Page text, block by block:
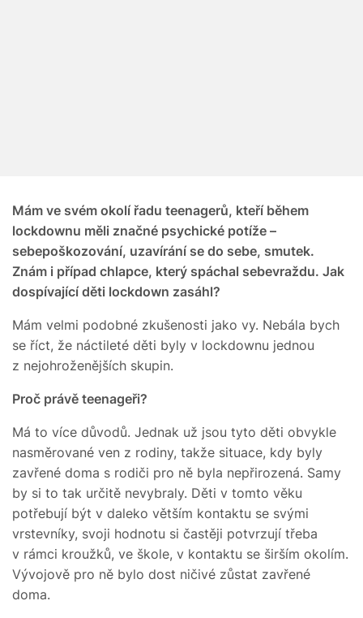
Mám ve svém okolí řadu teenagerů, kteří během
lockdownu měli značné psychické potíže –
sebepoškozování, uzavírání se do sebe, smutek.
Znám i případ chlapce, který spáchal sebevraždu. Jak
dospívající děti lockdown zasáhl?
Mám velmi podobné zkušenosti jako vy. Nebála bych
se říct, že náctileté děti byly v lockdownu jednou
z nejohroženějších skupin.
Proč právě teenageři?
Má to více důvodů. Jednak už jsou tyto děti obvykle
nasměrované ven z rodiny, takže situace, kdy byly
zavřené doma s rodiči pro ně byla nepřirozená. Samy
by si to tak určitě nevybraly. Děti v tomto věku
potřebují být v daleko větším kontaktu se svými
vrstevníky, svoji hodnotu si častěji potvrzují třeba
v rámci kroužků, ve škole, v kontaktu se širším okolím.
Vývojově pro ně bylo dost ničivé zůstat zavřené
doma.